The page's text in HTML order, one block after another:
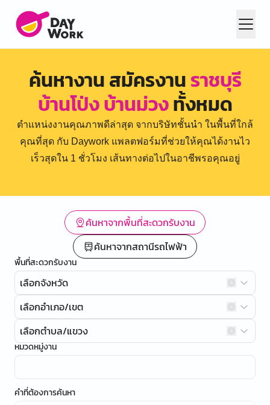
ค้นหางาน สมัครงานราชบุรี
บ้านโป่ง บ้านม่วงทั้งหมด
ตำแหน่งงานคุณภาพดีล่าสุด จากบริษัทชั้นนำ ในพื้นที่ใกล้
คุณที่สุด กับ Daywork แพลตฟอร์มที่ช่วยให้คุณได้งานไว
เร็วสุดใน 1 ชั่วโมง เส้นทางต่อไปในอาชีพรอคุณอยู่
ค้นหาจากพื้นที่สะดวกรับงาน
ค้นหาจากสถานีรถไฟฟ้า
พื้นที่สะดวกรับงาน
เลือกจังหวัด
เลือกอำเภอ/เขต
เลือกตำบล/แขวง
หมวดหมู่งาน
คำที่ต้องการค้นหา